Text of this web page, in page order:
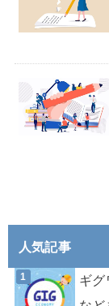
人気記事
ギグ